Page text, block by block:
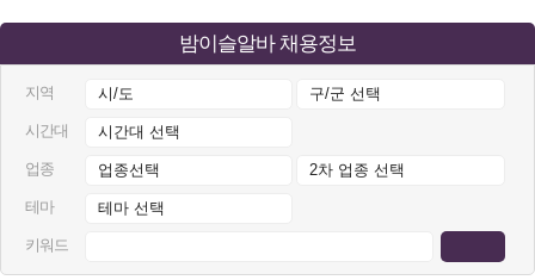
밤이슬알바 채용정보
지역
시간대
업종
테마
키워드